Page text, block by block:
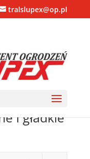
tralslupex@op.pl
i gładkie